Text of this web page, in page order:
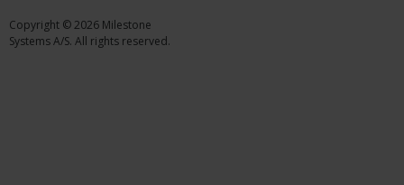
Copyright © 2026 Milestone
Systems A/S. All rights reserved.